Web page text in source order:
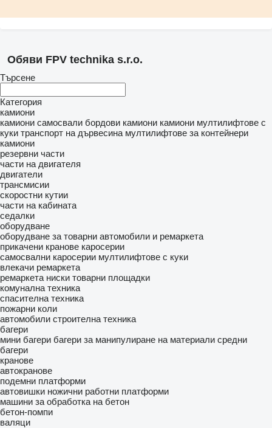
Обяви FPV technika s.r.o.
Търсене
Категория
камиони
камиони самосвали бордови камиони камиони мултилифтове с
куки транспорт на дървесина мултилифтове за контейнери
камиони
резервни части
части на двигателя
двигатели
трансмисии
скоростни кутии
части на кабината
седалки
оборудване
оборудване за товарни автомобили и ремаркета
прикачени кранове каросерии
самосвални каросерии мултилифтове с куки
влекачи ремаркета
ремаркета ниски товарни площадки
комунална техника
спасителна техника
пожарни коли
автомобили строителна техника
багери
мини багери багери за манипулиране на материали средни
багери
кранове
автокранове
подемни платформи
автовишки ножични работни платформи
машини за обработка на бетон
бетон-помпи
валяци